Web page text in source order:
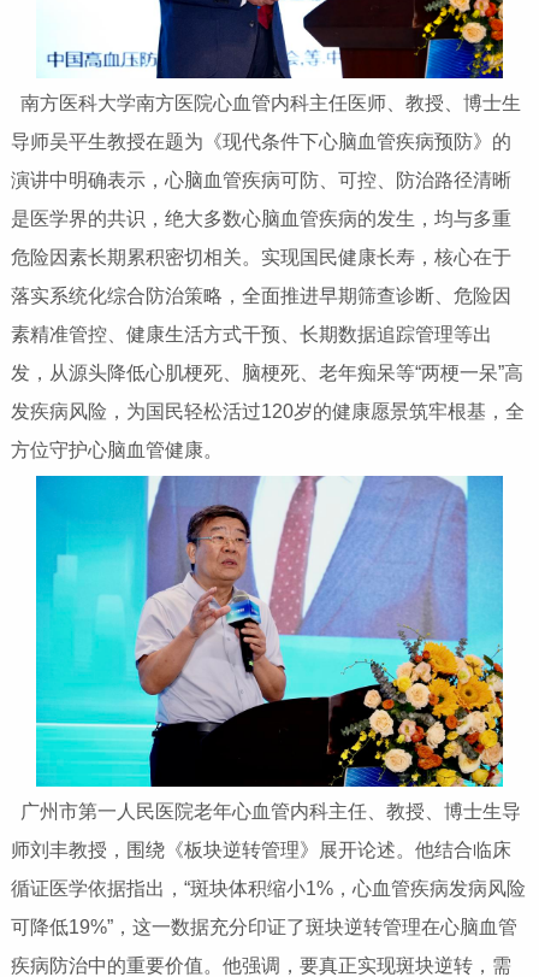
南方医科大学南方医院心血管内科主任医师、教授、博士生
导师吴平生教授在题为《现代条件下心脑血管疾病预防》的
演讲中明确表示，心脑血管疾病可防、可控、防治路径清晰
是医学界的共识，绝大多数心脑血管疾病的发生，均与多重
危险因素长期累积密切相关。实现国民健康长寿，核心在于
落实系统化综合防治策略，全面推进早期筛查诊断、危险因
素精准管控、健康生活方式干预、长期数据追踪管理等出
发，从源头降低心肌梗死、脑梗死、老年痴呆等“两梗一呆”高
发疾病风险，为国民轻松活过120岁的健康愿景筑牢根基，全
方位守护心脑血管健康。
广州市第一人民医院老年心血管内科主任、教授、博士生导
师刘丰教授，围绕《板块逆转管理》展开论述。他结合临床
循证医学依据指出，“斑块体积缩小1%，心血管疾病发病风险
可降低19%”，这一数据充分印证了斑块逆转管理在心脑血管
疾病防治中的重要价值。他强调，要真正实现斑块逆转，需